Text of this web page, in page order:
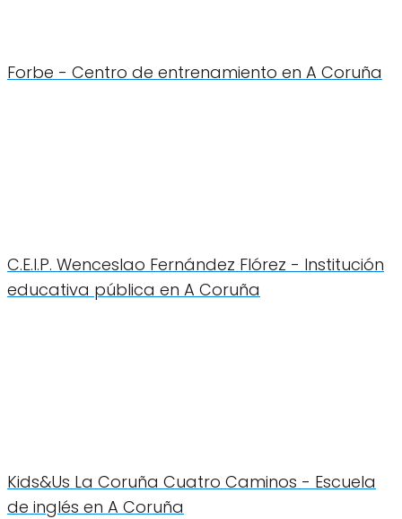
Forbe - Centro de entrenamiento en A Coruña
C.E.I.P. Wenceslao Fernández Flórez - Institución
educativa pública en A Coruña
Kids&Us La Coruña Cuatro Caminos - Escuela
de inglés en A Coruña